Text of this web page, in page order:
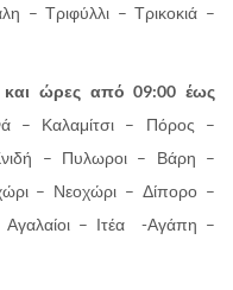
– Τριφύλλι – Τρικοκιά –
και ώρες από 09:00 έως
– Καλαμίτσι – Πόρος –
– Πυλωροι – Βάρη –
– Νεοχώρι – Δίπορο –
– Ιτέα -Αγάπη –